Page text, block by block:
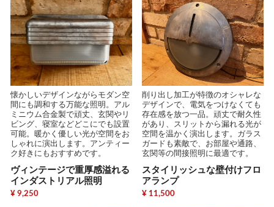
懐かしいデザインながらモダン空
間にも調和する万能な照明。アル
ミニウム合金製で頑丈、玄関やリ
ビング、寝室などどこにでも設置
可能。暖かく優しい光が空間をお
しゃれに演出します。アンティー
ク好きにもおすすめです。
ヴィンテージで重厚感溢れる
インダストリアル照明
¥ 9,250
削り出し加工が特徴のオシャレな
デザインで、電気をつけなくても
存在感を放つ一品。頑丈で耐久性
があり、スリットから漏れる光が
空間を温かく演出します。ガラス
ガードも素敵で、お部屋や通路、
玄関等の間接照明に最適です。
スタイリッシュな壁付けフロ
アランプ
¥ 11,500